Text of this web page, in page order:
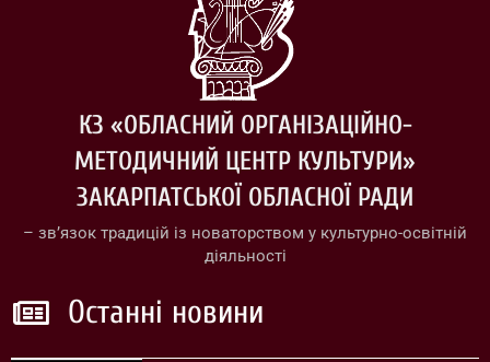
КЗ «ОБЛАСНИЙ ОРГАНІЗАЦІЙНО-
МЕТОДИЧНИЙ ЦЕНТР КУЛЬТУРИ»
ЗАКАРПАТСЬКОЇ ОБЛАСНОЇ РАДИ
– зв’язок традицій із новаторством у культурно-освітній
діяльності
Останні новини